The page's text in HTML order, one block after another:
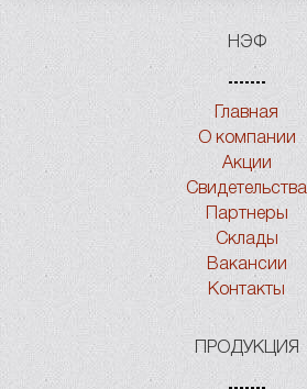
НЭФ
Главная
О компании
Акции
Свидетельства
Партнеры
Склады
Вакансии
Контакты
ПРОДУКЦИЯ